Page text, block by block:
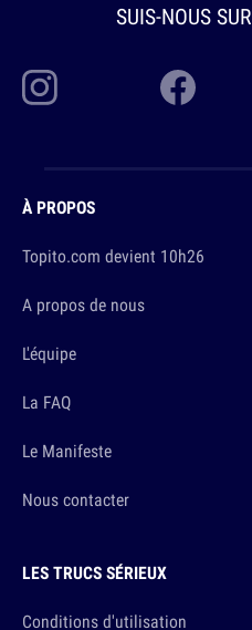
SUIS-NOUS SUR
À PROPOS
Topito.com devient 10h26
A propos de nous
L'équipe
La FAQ
Le Manifeste
Nous contacter
LES TRUCS SÉRIEUX
Conditions d'utilisation